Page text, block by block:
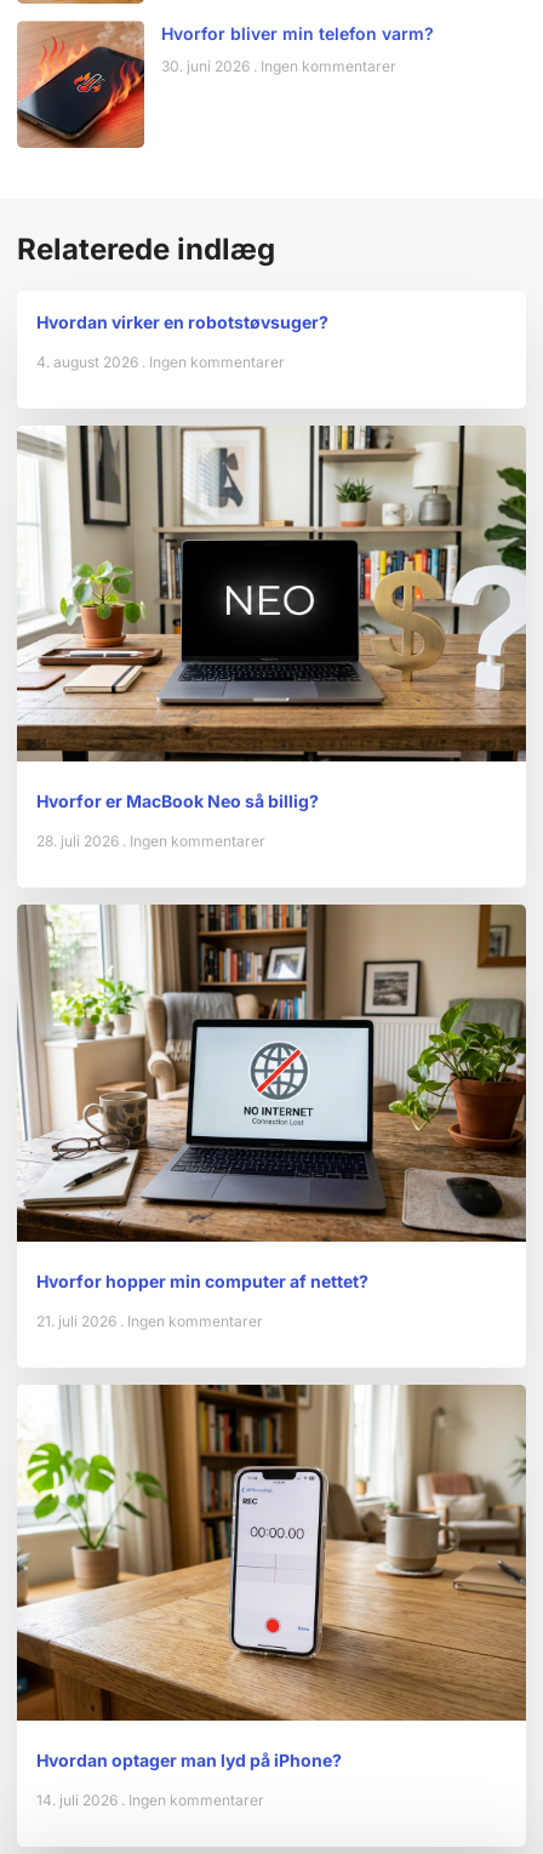
Hvorfor bliver min telefon varm?
30. juni 2026 Ingen kommentarer
Relaterede indlæg
Hvordan virker en robotstøvsuger?
4. august 2026 Ingen kommentarer
Hvorfor er MacBook Neo så billig?
28. juli 2026 Ingen kommentarer
Hvorfor hopper min computer af nettet?
21. juli 2026 Ingen kommentarer
Hvordan optager man lyd på iPhone?
14. juli 2026 Ingen kommentarer